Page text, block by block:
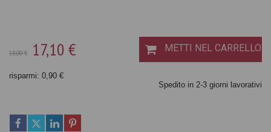
18,00 € 17,10 € METTI NEL CARRELLO
risparmi: 0,90 €
Spedito in 2-3 giorni lavorativi